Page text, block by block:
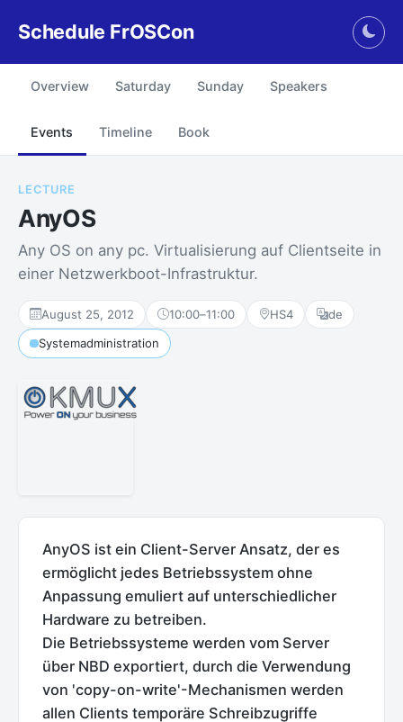
Schedule FrOSCon
Overview Saturday Sunday Speakers
Events Timeline Book
LECTURE
AnyOS
Any OS on any pc. Virtualisierung auf Clientseite in
einer Netzwerkboot-Infrastruktur.
August 25, 2012 10:00–11:00 HS4 de
Systemadministration
AnyOS ist ein Client-Server Ansatz, der es
ermöglicht jedes Betriebssystem ohne
Anpassung emuliert auf unterschiedlicher
Hardware zu betreiben.
Die Betriebssysteme werden vom Server
über NBD exportiert, durch die Verwendung
von 'copy-on-write'-Mechanismen werden
allen Clients temporäre Schreibzugriffe